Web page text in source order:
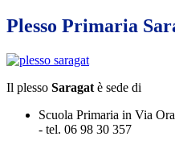
Plesso Primaria
Il plesso Saragat è sede di
Scuola Primaria in Via
- tel. 06 98 30 357